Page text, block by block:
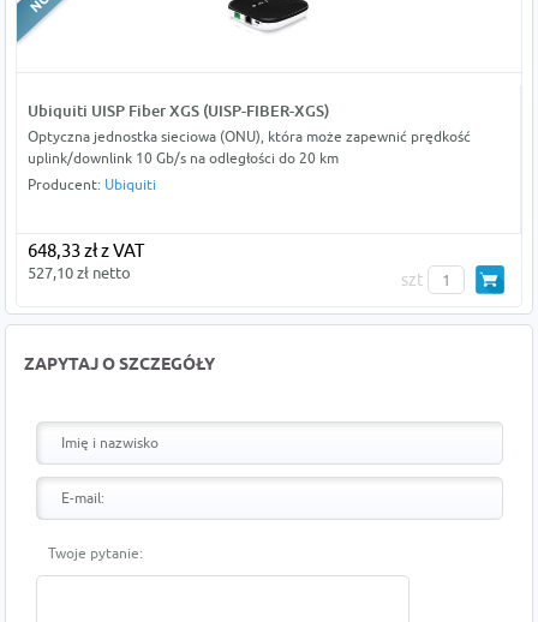
Ubiquiti UISP Fiber XGS (UISP-FIBER-XGS)
Optyczna jednostka sieciowa (ONU), która może zapewnić prędkość
uplink/downlink 10 Gb/s na odległości do 20 km
Producent: Ubiquiti
648,33 zł z VAT
527,10 zł netto szt
ZAPYTAJ O SZCZEGÓŁY
Twoje pytanie: